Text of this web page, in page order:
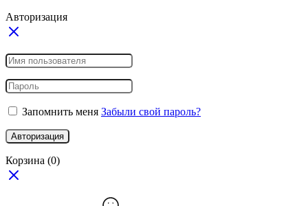
Авторизация
Запомнить меня Забыли свой пароль?
Авторизация
Корзина (0)